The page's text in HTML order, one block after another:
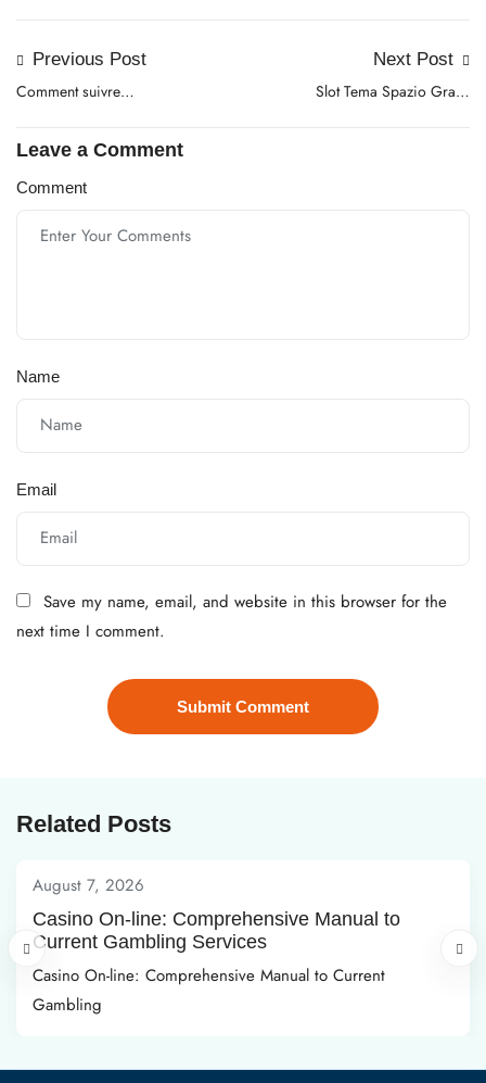
Previous Post
Comment suivre
transactions sur Crazy
Next Post
Slot Tema Spazio Gratis
Leave a Comment
Comment
Name
Email
Save my name, email, and website in this browser for the
next time I comment.
Related Posts
August 7, 2026
Casino On-line: Comprehensive Manual to
Current Gambling Services
Casino On-line: Comprehensive Manual to Current
Gambling